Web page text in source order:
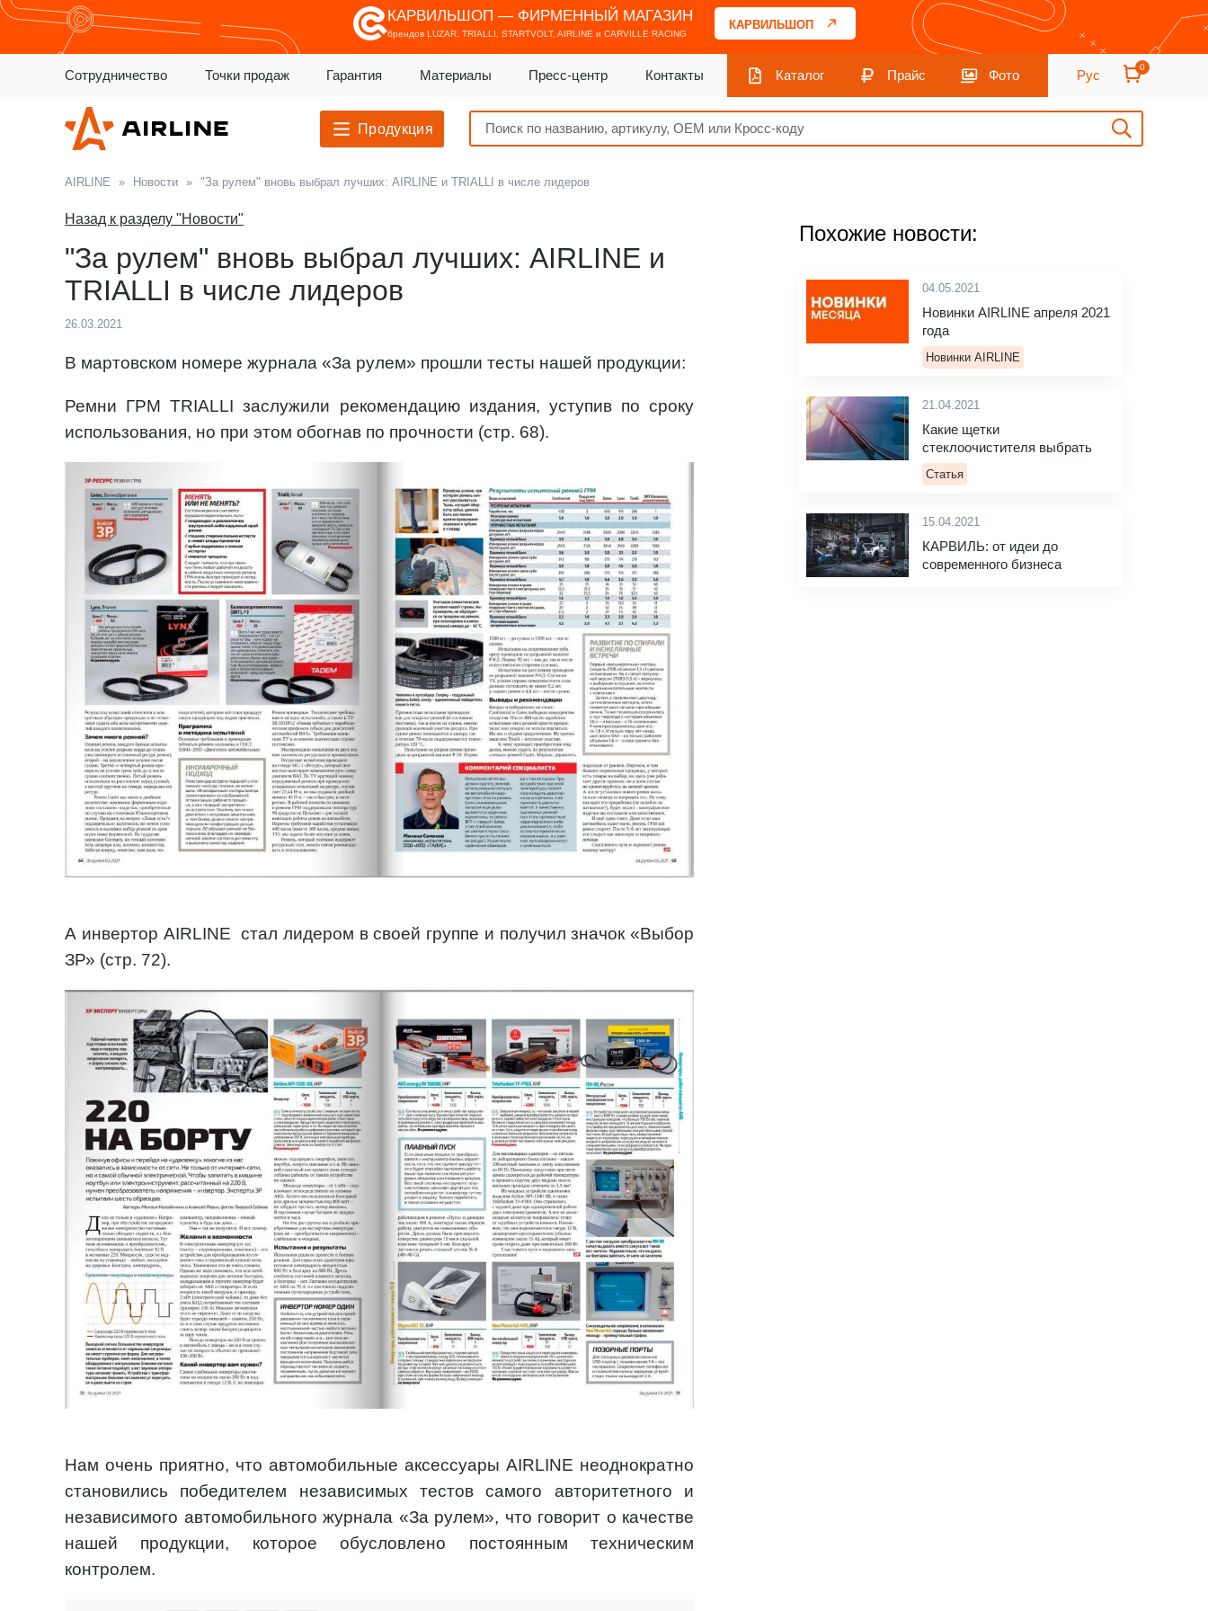
КАРВИЛЬШОП — ФИРМЕННЫЙ МАГАЗИН
брендов LUZAR, TRIALLI, STARTVOLT, AIRLINE и CARVILLE RACING
КАРВИЛЬШОП
Сотрудничество Точки продаж Гарантия Материалы Пресс-центр Контакты Каталог Прайс Фото Рус
0
Продукция
AIRLINE » Новости » "За рулем" вновь выбрал лучших: AIRLINE и TRIALLI в числе лидеров
Назад к разделу "Новости"
"За рулем" вновь выбрал лучших: AIRLINE и
TRIALLI в числе лидеров
26.03.2021
В мартовском номере журнала «За рулем» прошли тесты нашей продукции:
Ремни ГРМ TRIALLI заслужили рекомендацию издания, уступив по сроку
использования, но при этом обогнав по прочности (стр. 68).
А инвертор AIRLINE стал лидером в своей группе и получил значок «Выбор
ЗР» (стр. 72).
Нам очень приятно, что автомобильные аксессуары AIRLINE неоднократно
становились победителем независимых тестов самого авторитетного и
независимого автомобильного журнала «За рулем», что говорит о качестве
нашей продукции, которое обусловлено постоянным техническим
контролем.
Похожие новости:
04.05.2021
Новинки AIRLINE апреля 2021
года
Новинки AIRLINE
21.04.2021
Какие щетки
стеклоочистителя выбрать
Статья
15.04.2021
КАРВИЛЬ: от идеи до
современного бизнеса